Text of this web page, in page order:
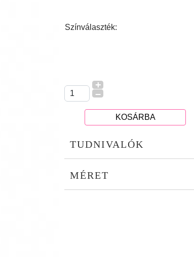
Színválaszték:
+
–
KOSÁRBA
TUDNIVALÓK
MÉRET